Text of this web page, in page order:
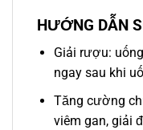
HƯỚNG DẪN
Giải rượu:
ngay sau khi
Tăng cường
viêm gan, giải